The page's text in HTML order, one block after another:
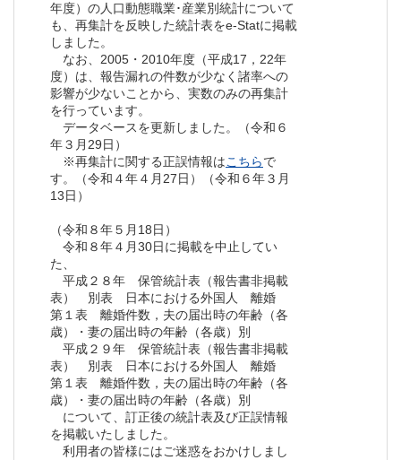
年度）の人口動態職業･産業別統計について
も、再集計を反映した統計表をe-Statに掲載
しました。
なお、2005・2010年度（平成17，22年
度）は、報告漏れの件数が少なく諸率への
影響が少ないことから、実数のみの再集計
を行っています。
データベースを更新しました。（令和６
年３月29日）
※再集計に関する正誤情報はこちらで
す。（令和４年４月27日）（令和６年３月
13日）
（令和８年５月18日）
令和８年４月30日に掲載を中止してい
た、
平成２８年 保管統計表（報告書非掲載
表） 別表 日本における外国人 離婚
第１表 離婚件数，夫の届出時の年齢（各
歳）・妻の届出時の年齢（各歳）別
平成２９年 保管統計表（報告書非掲載
表） 別表 日本における外国人 離婚
第１表 離婚件数，夫の届出時の年齢（各
歳）・妻の届出時の年齢（各歳）別
について、訂正後の統計表及び正誤情報
を掲載いたしました。
利用者の皆様にはご迷惑をおかけしまし